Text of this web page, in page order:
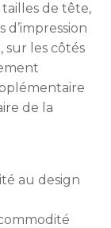
de tête,
d’impression
sur les côtés
de la
au design